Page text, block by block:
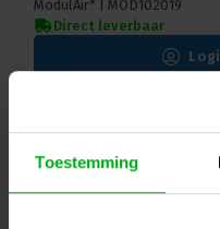
Toestemming
ModulAir* | MOD102019
Direct leverbaar